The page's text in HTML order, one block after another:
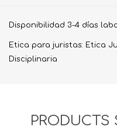
Disponibilidad 3-4 días
Etica para juristas: Etica
Disciplinaria
PRODUCTS